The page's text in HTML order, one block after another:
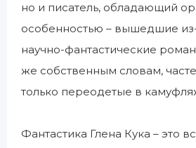
но и писатель, обладающий
особенностью – вышедшие
научно-фантастические
же собственным словам,
только переодетые в
Фантастика Глена Кука – это